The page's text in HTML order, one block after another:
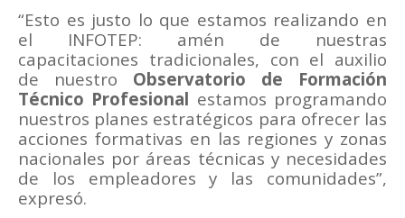
“Esto es justo lo que estamos realizando en
el INFOTEP: amén de nuestras
capacitaciones tradicionales, con el auxilio
de nuestro Observatorio de Formación
Técnico Profesional estamos programando
nuestros planes estratégicos para ofrecer las
acciones formativas en las regiones y zonas
nacionales por áreas técnicas y necesidades
de los empleadores y las comunidades”,
expresó.